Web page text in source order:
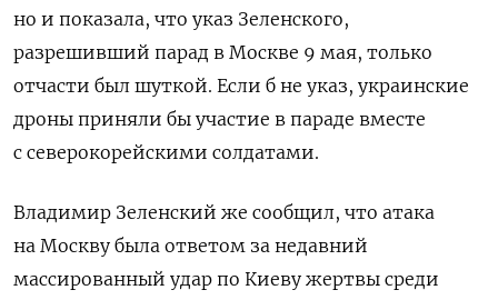
но и показала, что указ Зеленского,
разрешивший парад в Москве 9 мая, только
отчасти был шуткой. Если б не указ, украинские
дроны приняли бы участие в параде вместе
с северокорейскими солдатами.
Владимир Зеленский же сообщил, что атака
на Москву была ответом за недавний
массированный удар по Киеву жертвы среди